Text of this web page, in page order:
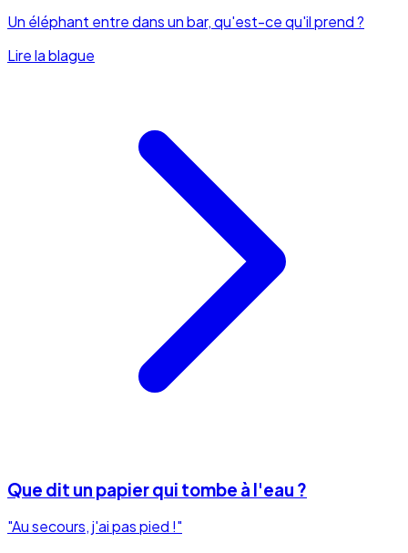
Un éléphant entre dans un bar, qu'est-ce qu'il prend ?
Lire la blague
Que dit un papier qui tombe à l'eau ?
"Au secours, j'ai pas pied !"